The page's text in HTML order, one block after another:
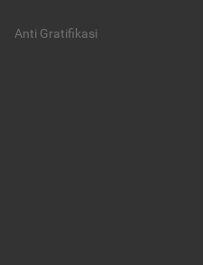
Anti Gratifikasi